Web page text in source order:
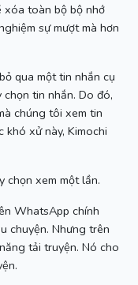
xóa toàn bộ bộ nhớ
sự mượt mà hơn
qua một tin nhắn cụ
tin nhắn. Do đó,
chúng tôi xem tin
xử này, Kimochi
chọn xem một lần.
WhatsApp chính
chuyện. Nhưng trên
tải truyện. Nó cho